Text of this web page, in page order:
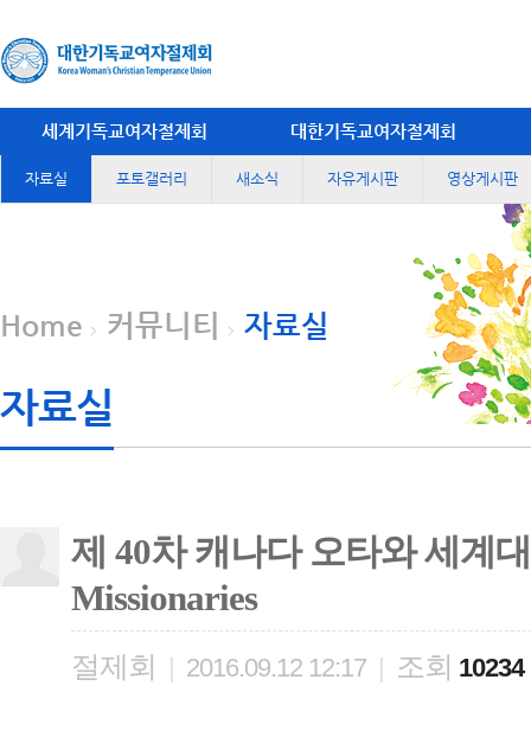
세계기독교여자절제회 대한기독교여자절제회
자료실 포토갤러리 새소식 자유게시판 영상게시판
Home 커뮤니티 자료실
자료실
제 40차 캐나다 오타와 세계
Missionaries
절제회 | 2016.09.12 12:17 | 조회 10234